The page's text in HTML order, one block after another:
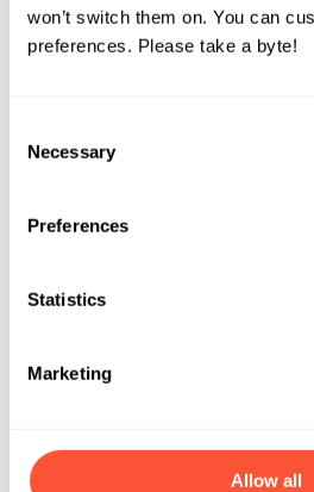
won’t switch them on. You can
preferences. Please take a byte!
Selection
Necessary
Preferences
Statistics
Marketing
Allow all
❌ Revenus du mining & staking
4. Impôts sur les
Les obligations, c’est peut-être